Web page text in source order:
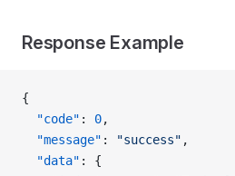
Response Example
{
  "code"
: 0,
  "message"
: "success" ,
  "data"
: {